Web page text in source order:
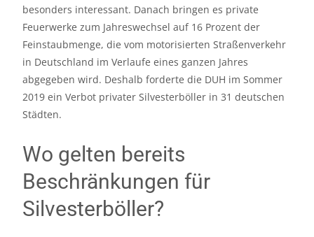
besonders interessant. Danach bringen es private
Feuerwerke zum Jahreswechsel auf 16 Prozent der
Feinstaubmenge, die vom motorisierten Straßenverkehr
in Deutschland im Verlaufe eines ganzen Jahres
abgegeben wird. Deshalb forderte die DUH im Sommer
2019 ein Verbot privater Silvesterböller in 31 deutschen
Städten.
Wo gelten bereits
Beschränkungen für
Silvesterböller?